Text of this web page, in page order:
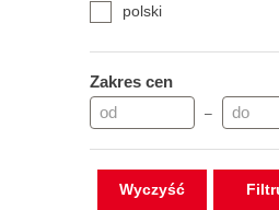
polski
Zakres cen
–
Wyczyść